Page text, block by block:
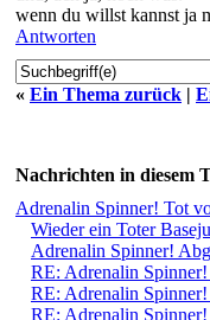
wenn du willst kannst ja
Antworten
« Ein Thema zurück |
Nachrichten in diesem
Adrenalin Spinner! Tot
Wieder ein Toter
Adrenalin Spinner!
RE: Adrenalin
RE: Adrenalin
RE: Adrenalin